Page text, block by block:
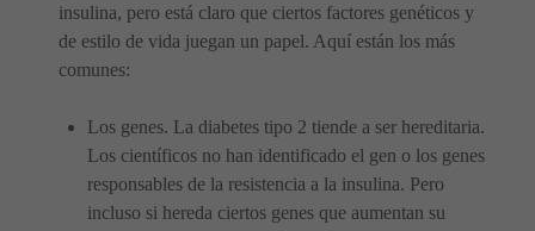
insulina, pero está claro que ciertos factores genéticos y
de estilo de vida juegan un papel. Aquí están los más
comunes:
Los genes. La diabetes tipo 2 tiende a ser hereditaria.
Los científicos no han identificado el gen o los genes
responsables de la resistencia a la insulina. Pero
incluso si hereda ciertos genes que aumentan su